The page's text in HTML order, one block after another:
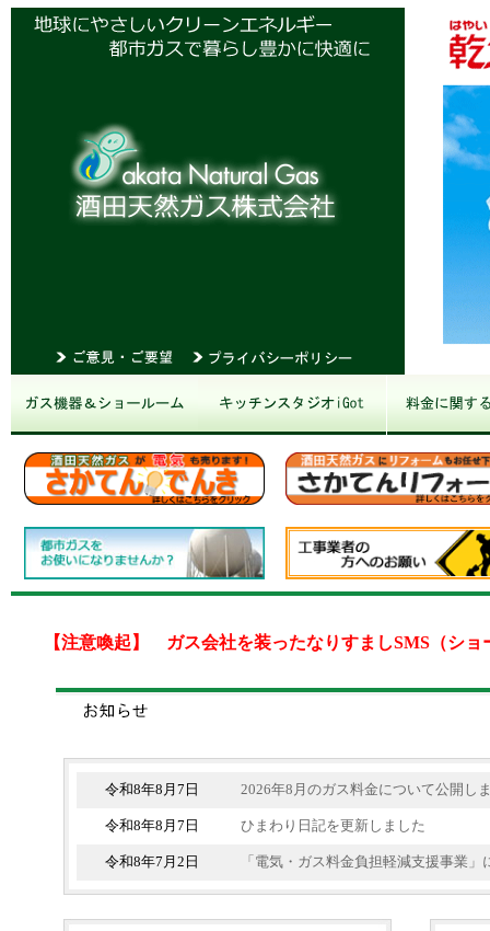
【注意喚起】 ガス会社を装ったなりすましSMS（シ
令和8年8月7日 2026年8月のガス料金について公開し
令和8年8月7日 ひまわり日記を更新しました
令和8年7月2日 「電気・ガス料金負担軽減支援事業